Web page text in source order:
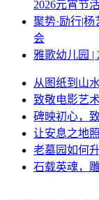
2026元宵节
聚势·励行|
会
雅歌幼儿园 |
从图纸到山
致敬电影艺
碑映初心，
让安息之地
老墓园如何
石载英魂，